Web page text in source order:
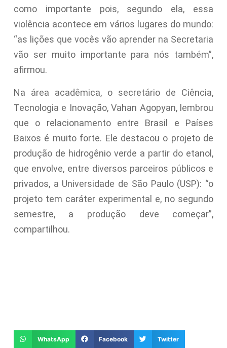
como importante pois, segundo ela, essa
violência acontece em vários lugares do mundo:
“as lições que vocês vão aprender na Secretaria
vão ser muito importante para nós também”,
afirmou.
Na área acadêmica, o secretário de Ciência,
Tecnologia e Inovação, Vahan Agopyan, lembrou
que o relacionamento entre Brasil e Países
Baixos é muito forte. Ele destacou o projeto de
produção de hidrogênio verde a partir do etanol,
que envolve, entre diversos parceiros públicos e
privados, a Universidade de São Paulo (USP): “o
projeto tem caráter experimental e, no segundo
semestre, a produção deve começar”,
compartilhou.
WhatsApp Facebook Twitter